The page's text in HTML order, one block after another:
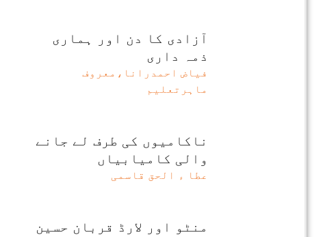
آزادی کا دن اور ہماری
ذمہ داری
فیاض احمدرانا،معروف
ماہرتعلیم
ناکامیوں کی طرف لے جانے
والی کامیابیاں
عطا ء الحق قاسمی
منٹو اور لارڈ قربان حسین